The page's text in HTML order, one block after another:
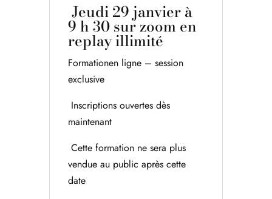
Jeudi 29 janvier à
9 h 30 sur zoom en
replay illimité
Formationen ligne – session
exclusive
Inscriptions ouvertes dès
maintenant
Cette formation ne sera plus
vendue au public après cette
date